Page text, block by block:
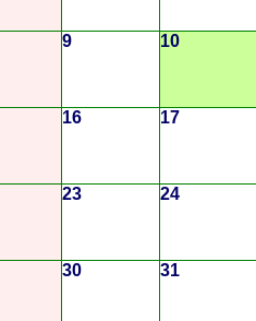
9 10
16 17
23 24
30 31